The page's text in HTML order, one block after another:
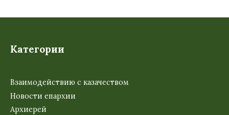
Категории
Взаимодействию с казачеством
Новости епархии
Архиерей